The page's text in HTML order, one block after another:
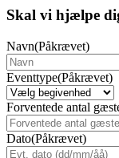
Skal vi hjælpe
Navn(Påkrævet)
Eventtype(Påkrævet)
Forventede antal
Dato(Påkrævet)